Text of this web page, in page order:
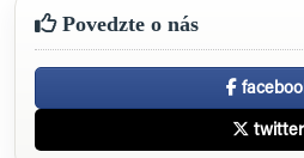
Povedzte o nás
twitter